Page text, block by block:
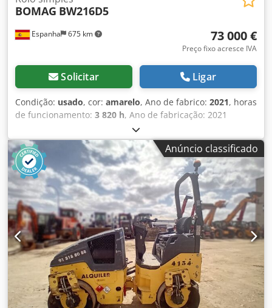
Espanha 675 km
BOMAG BW216D5
73 000 €
Preço fixo acresce IVA
Solicitar Ligar
Condição: usado, cor: amarelo, Ano de fabrico: 2021, horas
de funcionamento: 3 820 h, Ano de fabricação: 2021
Crjdpjx Sqhiofx Akwef Peso vazio: 16.000 kg Dimensões (C x
L x A): 622 x 230 x 299 cm Tipo de motor: Deutz DEUTZ
TCD4.1 L-4
Anúncio classificado